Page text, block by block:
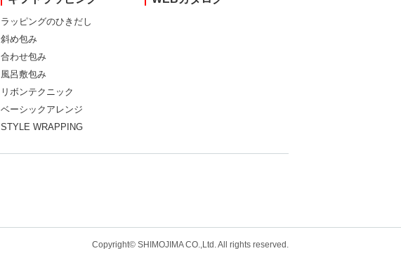
ラッピングのひきだし
斜め包み
合わせ包み
風呂敷包み
リボンテクニック
ベーシックアレンジ
STYLE WRAPPING
Copyright© SHIMOJIMA CO.,Ltd. All rights reserved.